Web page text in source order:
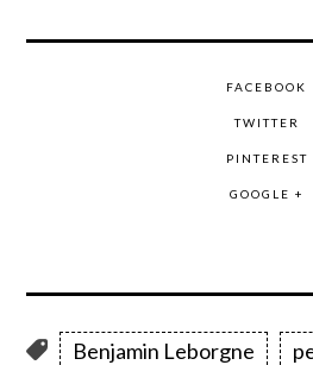
FACEBOOK
TWITTER
PINTEREST
GOOGLE +
Benjamin Leborgne